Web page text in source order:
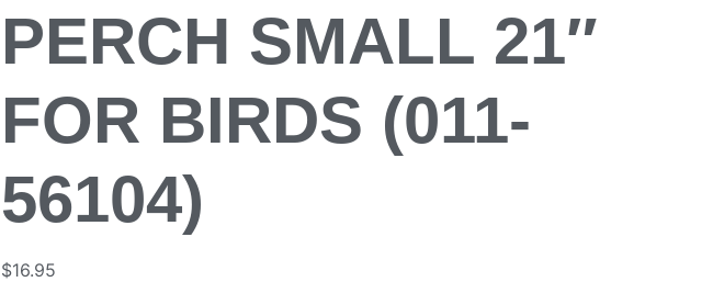
PERCH SMALL 21″
FOR BIRDS (011-
56104)
$16.95